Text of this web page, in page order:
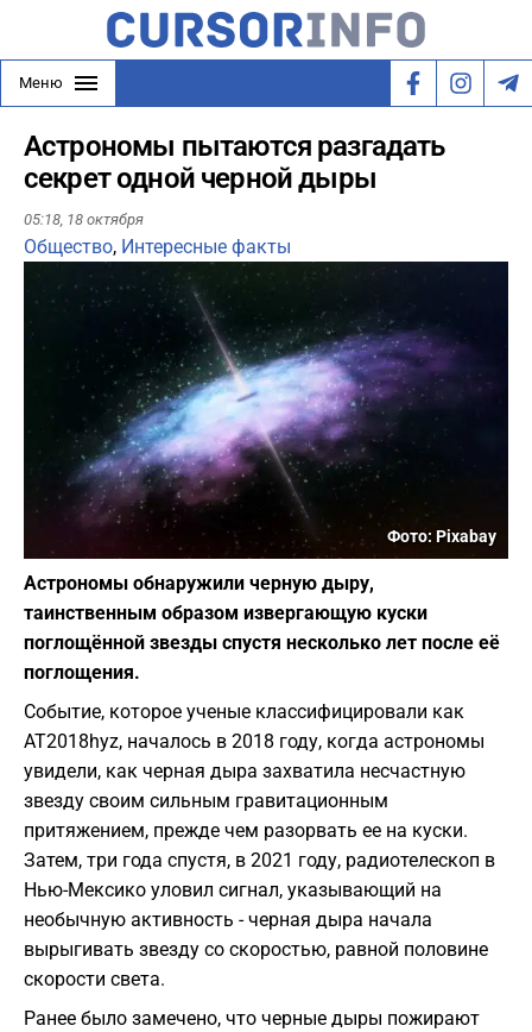
Меню
Астрономы пытаются разгадать
секрет одной черной дыры
05:18, 18 октября
Общество, Интересные факты
Фото: Pixabay
Астрономы обнаружили черную дыру,
таинственным образом извергающую куски
поглощённой звезды спустя несколько лет после её
поглощения.
Событие, которое ученые классифицировали как
AT2018hyz, началось в 2018 году, когда астрономы
увидели, как черная дыра захватила несчастную
звезду своим сильным гравитационным
притяжением, прежде чем разорвать ее на куски.
Затем, три года спустя, в 2021 году, радиотелескоп в
Нью-Мексико уловил сигнал, указывающий на
необычную активность - черная дыра начала
вырыгивать звезду со скоростью, равной половине
скорости света.
Ранее было замечено, что черные дыры пожирают